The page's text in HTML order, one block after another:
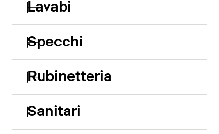
Lavabi
Specchi
Rubinetteria
Sanitari